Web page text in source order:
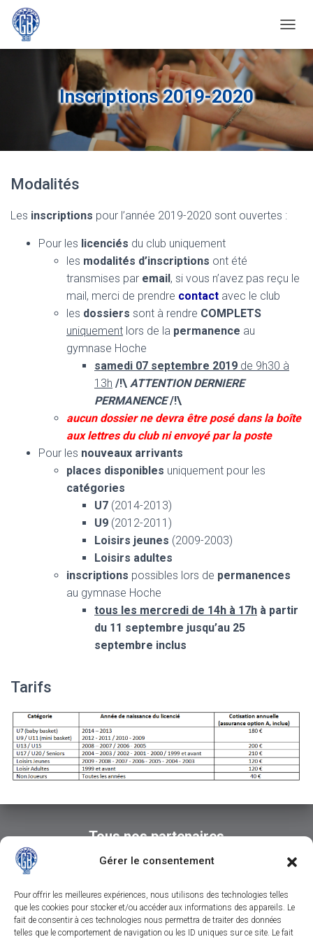
Gérer le consentement
Pour offrir les meilleures expériences, nous utilisons des technologies telles
que les cookies pour stocker et/ou accéder aux informations des appareils. Le
fait de consentir à ces technologies nous permettra de traiter des données
telles que le comportement de navigation ou les ID uniques sur ce site. Le fait
Inscriptions 2019-2020
Modalités
Les inscriptions pour l’année 2019-2020 sont ouvertes :
Pour les licenciés du club uniquement
les modalités d’inscriptions ont été
transmises par email, si vous n’avez pas reçu le
mail, merci de prendre contact avec le club
les dossiers sont à rendre COMPLETS
uniquement lors de la permanence au
gymnase Hoche
samedi 07 septembre 2019 de 9h30 à
13h /!\ ATTENTION DERNIERE
PERMANENCE/!\
aucun dossier ne devra être posé dans la boîte
aux lettres du club ni envoyé par la poste
Pour les nouveaux arrivants
places disponibles uniquement pour les
catégories
U7 (2014-2013)
U9 (2012-2011)
Loisirs jeunes (2009-2003)
Loisirs adultes
inscriptions possibles lors de permanences
au gymnase Hoche
tous les mercredi de 14h à 17h à partir
du 11 septembre jusqu’au 25
septembre inclus
Tarifs
Tous nos partenaires